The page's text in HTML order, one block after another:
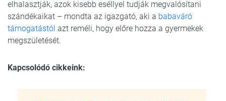
elhalasztják, azok kisebb eséllyel tudják megvalósítani
szándékaikat – mondta az igazgató, aki a babaváró
támogatástól azt reméli, hogy előre hozza a gyermekek
megszületését.
Kapcsolódó cikkeink: